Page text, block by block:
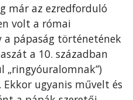
már az ezredforduló
volt a római
a pápaság történetének
a 10. században
„ringyóuralomnak”)
ugyanis művelt és